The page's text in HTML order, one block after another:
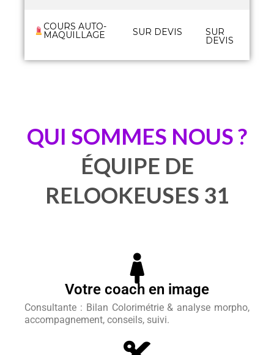
COURS AUTO-
MAQUILLAGE SUR DEVIS SUR
DEVIS
QUI SOMMES NOUS ?
ÉQUIPE DE
RELOOKEUSES 31
Votre coach en image
Consultante : Bilan Colorimétrie & analyse morpho,
accompagnement, conseils, suivi.